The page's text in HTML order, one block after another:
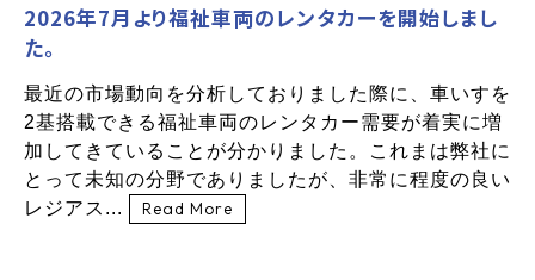
2026年7月より福祉車両のレンタカーを開始しまし
た。
最近の市場動向を分析しておりました際に、車いすを
2基搭載できる福祉車両のレンタカー需要が着実に増
加してきていることが分かりました。これまは弊社に
とって未知の分野でありましたが、非常に程度の良い
レジアス...
Read More